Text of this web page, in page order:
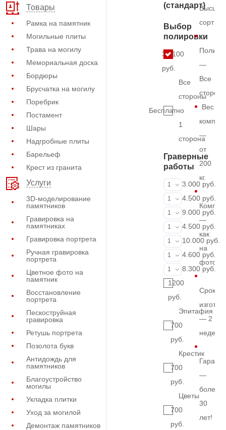
Товары
Рамка на памятник
Могильные плиты
Трава на могилу
Мемориальная доска
Бордюры
Брусчатка на могилу
Поребрик
Постамент
Шары
Надгробные плиты
Барельеф
Крест из гранита
Услуги
3D-моделирование
памятников
Гравировка на
памятниках
Гравировка портрета
Ручная гравировка
портрета
Цветное фото на
памятник
Восстановление
портрета
Пескоструйная
гравировка
Ретушь портрета
Позолота букв
Антидождь для
памятников
Благоустройство
могилы
Укладка плитки
Уход за могилой
Демонтаж памятников
(стандарт)
Выбор
полировки
32.100
руб.
Все
стороны
Бесплатно
1
сторона
Граверные
работы
ФИО и даты
1
3.000 руб.
ФИО и даты
1
4.500 руб.
ФИО и даты
1
9.000 руб.
Портрет
1
4.500 руб.
Портрет
1
10.000 руб.
Фотокерамика
1
4.600 руб.
Фото на
1
8.300 руб.
1200
руб.
Эпитафия
700
руб.
Крестик
700
руб.
Цветы
700
руб.
Высший
сорт
—
Все
Вес
—
от
200
кг.
—
как
на
фото
Срок
— 2
недели
—
более
30
лет!